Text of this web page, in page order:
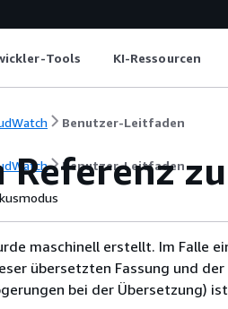
Tools KI-Ressourcen
Benutzer-Leitfaden
Benutzer-Leitfaden
Referenz
maschinell erstellt. Im Falle
übersetzten Fassung und der
bei der Übersetzung)